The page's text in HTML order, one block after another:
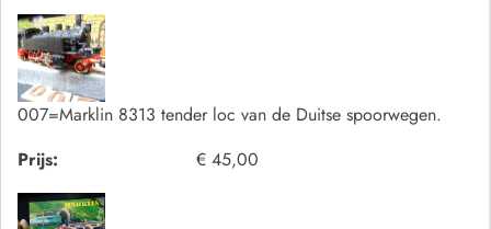
007=Marklin 8313 tender loc van de Duitse spoorwegen.
Prijs:
€ 45,00